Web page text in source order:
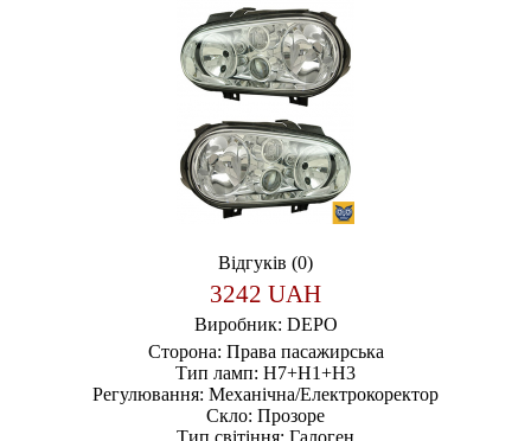
Відгуків (0)
3242 UAH
Виробник: DEPO
Сторона: Права пасажирська
Тип ламп: H7+H1+H3
Регулювання: Механічна/Електрокоректор
Скло: Прозоре
Тип світіння: Галоген